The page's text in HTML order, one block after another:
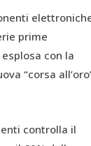
prime
con la
“corsa
controlla il